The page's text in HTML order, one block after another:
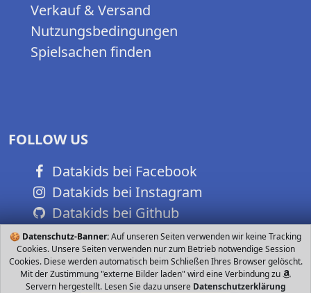
🍪 Datenschutz-Banner:Auf unseren Seiten verwenden wir keine Tracking
Cookies. Unsere Seiten verwenden nur zum Betrieb notwendige Session
Cookies. Diese werden automatisch beim Schließen Ihres Browser gelöscht.
Mit der Zustimmung "externe Bilder laden" wird eine Verbindung zu
Servern hergestellt. Lesen Sie dazu unsere Datenschutzerklärung
Verkauf & Versand
Nutzungsbedingungen
Spielsachen finden
FOLLOW US
Datakids bei Facebook
Datakids bei Instagram
Datakids bei Github